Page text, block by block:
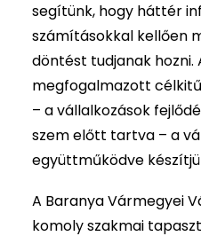
segítünk, hogy háttér
számításokkal kellően
döntést tudjanak
megfogalmazott
– a vállalkozások
szem előtt tartva – a
együttműködve
A Baranya Vármegyei
komoly szakmai